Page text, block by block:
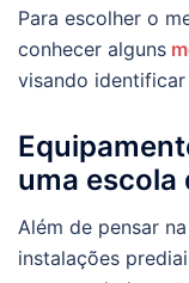
Para escolher o
conhecer alguns
visando
uma escola
Além de pensar
instalações